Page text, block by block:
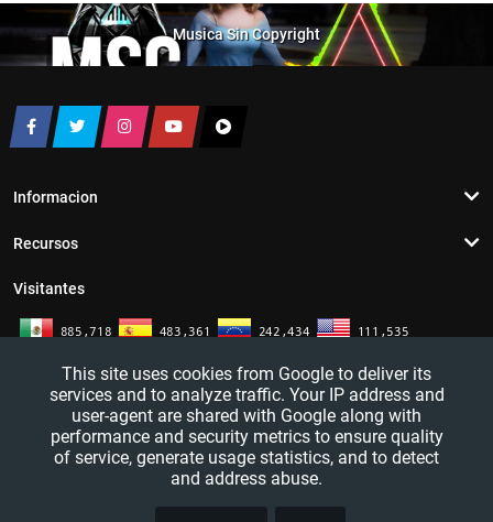
Musica Sin Copyright
Informacion
Recursos
Visitantes
This site uses cookies from Google to deliver its
services and to analyze traffic. Your IP address and
user-agent are shared with Google along with
performance and security metrics to ensure quality
of service, generate usage statistics, and to detect
and address abuse.